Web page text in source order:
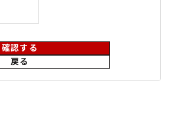
戻る
確認する